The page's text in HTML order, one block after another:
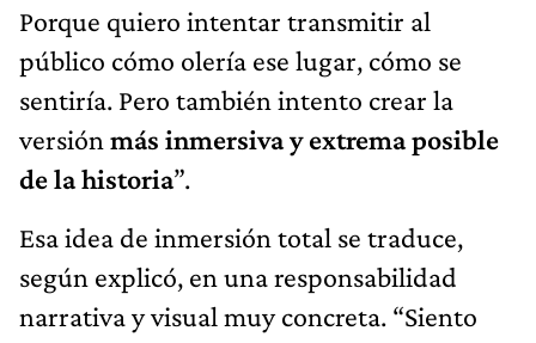
Porque quiero intentar transmitir al
público cómo olería ese lugar, cómo se
sentiría. Pero también intento crear la
versión más inmersiva y extrema posible
de la historia”.
Esa idea de inmersión total se traduce,
según explicó, en una responsabilidad
narrativa y visual muy concreta. “Siento